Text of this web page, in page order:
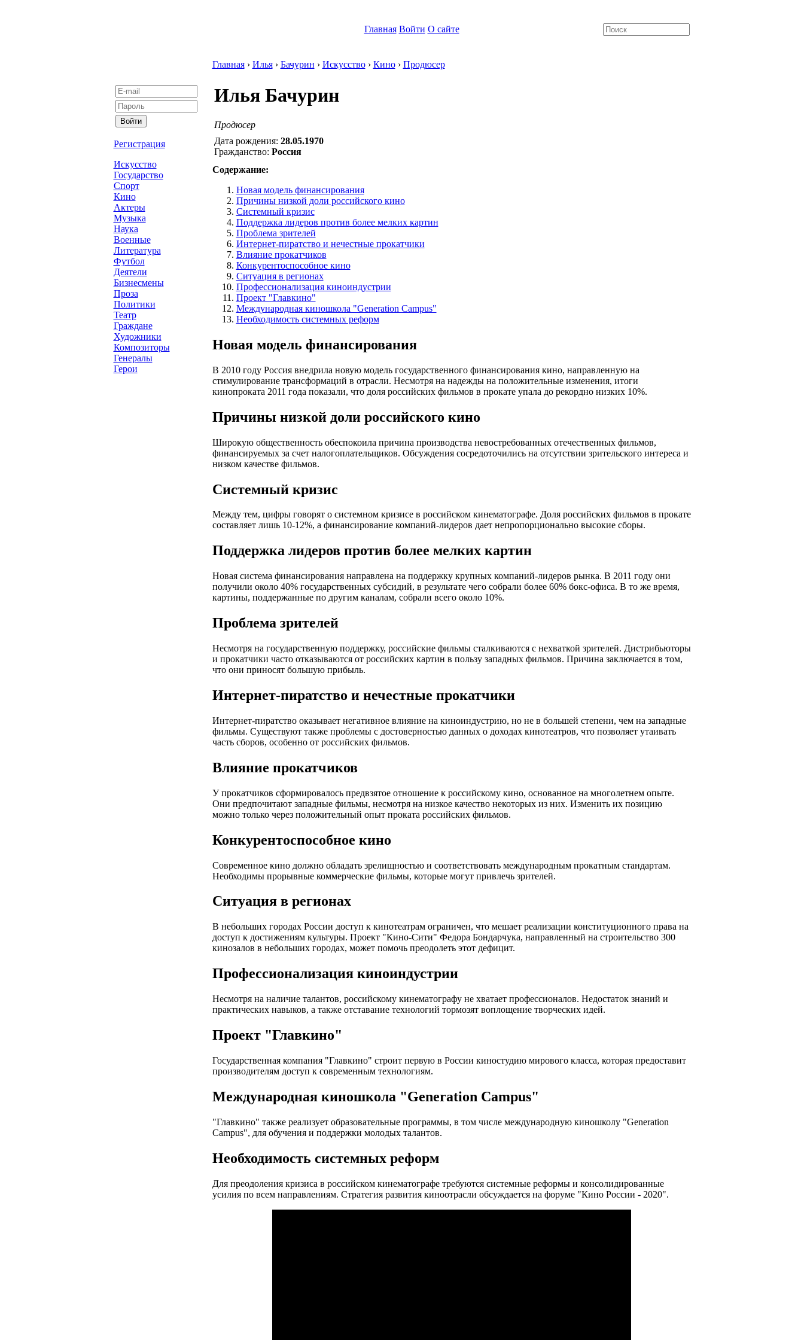
Главная Войти О сайте
Регистрация
Искусство
Государство
Спорт
Кино
Актеры
Музыка
Наука
Военные
Литература
Футбол
Деятели
Бизнесмены
Проза
Политики
Театр
Граждане
Художники
Композиторы
Генералы
Герои
Главная› Илья› Бачурин › Искусство› Кино› Продюсер
Илья Бачурин
Продюсер
Дата рождения: 28.05.1970
Гражданство: Россия
Содержание:
Новая модель финансирования
Причины низкой доли российского кино
Системный кризис
Поддержка лидеров против более мелких картин
Проблема зрителей
Интернет-пиратство и нечестные прокатчики
Влияние прокатчиков
Конкурентоспособное кино
Ситуация в регионах
Профессионализация киноиндустрии
Проект "Главкино"
Международная киношкола "Generation Campus"
Необходимость системных реформ
Новая модель финансирования
В 2010 году Россия внедрила новую модель государственного финансирования кино, направленную на
стимулирование трансформаций в отрасли. Несмотря на надежды на положительные изменения, итоги
кинопроката 2011 года показали, что доля российских фильмов в прокате упала до рекордно низких 10%.
Причины низкой доли российского кино
Широкую общественность обеспокоила причина производства невостребованных отечественных фильмов,
финансируемых за счет налогоплательщиков. Обсуждения сосредоточились на отсутствии зрительского интереса и
низком качестве фильмов.
Системный кризис
Между тем, цифры говорят о системном кризисе в российском кинематографе. Доля российских фильмов в прокате
составляет лишь 10-12%, а финансирование компаний-лидеров дает непропорционально высокие сборы.
Поддержка лидеров против более мелких картин
Новая система финансирования направлена на поддержку крупных компаний-лидеров рынка. В 2011 году они
получили около 40% государственных субсидий, в результате чего собрали более 60% бокс-офиса. В то же время,
картины, поддержанные по другим каналам, собрали всего около 10%.
Проблема зрителей
Несмотря на государственную поддержку, российские фильмы сталкиваются с нехваткой зрителей. Дистрибьюторы
и прокатчики часто отказываются от российских картин в пользу западных фильмов. Причина заключается в том,
что они приносят большую прибыль.
Интернет-пиратство и нечестные прокатчики
Интернет-пиратство оказывает негативное влияние на киноиндустрию, но не в большей степени, чем на западные
фильмы. Существуют также проблемы с достоверностью данных о доходах кинотеатров, что позволяет утаивать
часть сборов, особенно от российских фильмов.
Влияние прокатчиков
У прокатчиков сформировалось предвзятое отношение к российскому кино, основанное на многолетнем опыте.
Они предпочитают западные фильмы, несмотря на низкое качество некоторых из них. Изменить их позицию
можно только через положительный опыт проката российских фильмов.
Конкурентоспособное кино
Современное кино должно обладать зрелищностью и соответствовать международным прокатным стандартам.
Необходимы прорывные коммерческие фильмы, которые могут привлечь зрителей.
Ситуация в регионах
В небольших городах России доступ к кинотеатрам ограничен, что мешает реализации конституционного права на
доступ к достижениям культуры. Проект "Кино-Сити" Федора Бондарчука, направленный на строительство 300
кинозалов в небольших городах, может помочь преодолеть этот дефицит.
Профессионализация киноиндустрии
Несмотря на наличие талантов, российскому кинематографу не хватает профессионалов. Недостаток знаний и
практических навыков, а также отставание технологий тормозят воплощение творческих идей.
Проект "Главкино"
Государственная компания "Главкино" строит первую в России киностудию мирового класса, которая предоставит
производителям доступ к современным технологиям.
Международная киношкола "Generation Campus"
"Главкино" также реализует образовательные программы, в том числе международную киношколу "Generation
Campus", для обучения и поддержки молодых талантов.
Необходимость системных реформ
Для преодоления кризиса в российском кинематографе требуются системные реформы и консолидированные
усилия по всем направлениям. Стратегия развития киноотрасли обсуждается на форуме "Кино России - 2020".